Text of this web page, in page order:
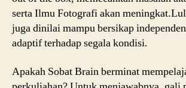
serta Ilmu Fotografi akan
juga dinilai mampu bersikap
adaptif terhadap segala kondisi.
Apakah Sobat Brain berminat